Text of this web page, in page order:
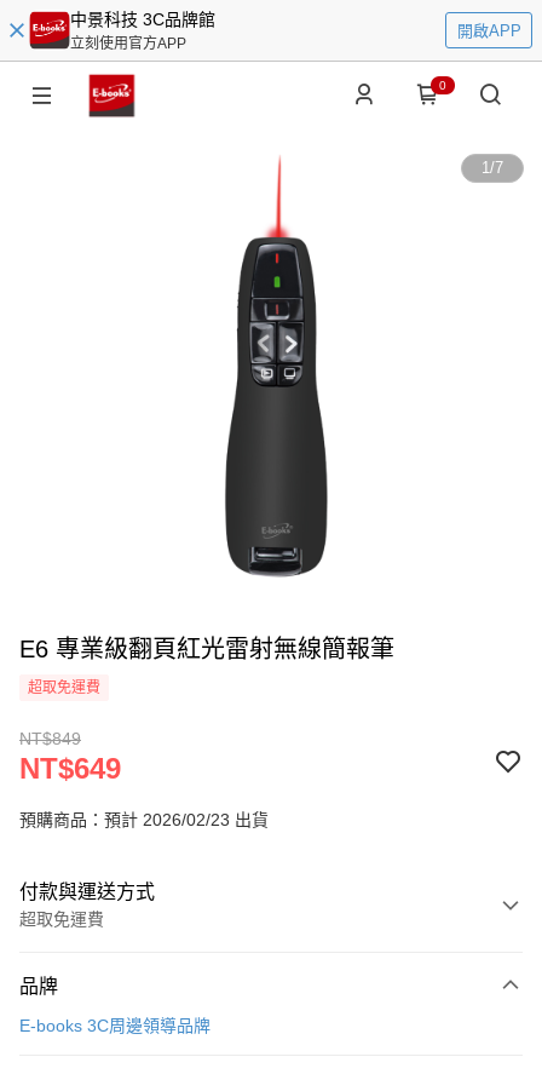
中景科技 3C品牌館
立刻使用官方APP
開啟APP
0
1/7
E6 專業級翻頁紅光雷射無線簡報筆
超取免運費
NT$849
NT$649
預購商品：預計 2026/02/23 出貨
付款與運送方式
超取免運費
信用卡一次付款
品牌
E-books 3C周邊領導品牌